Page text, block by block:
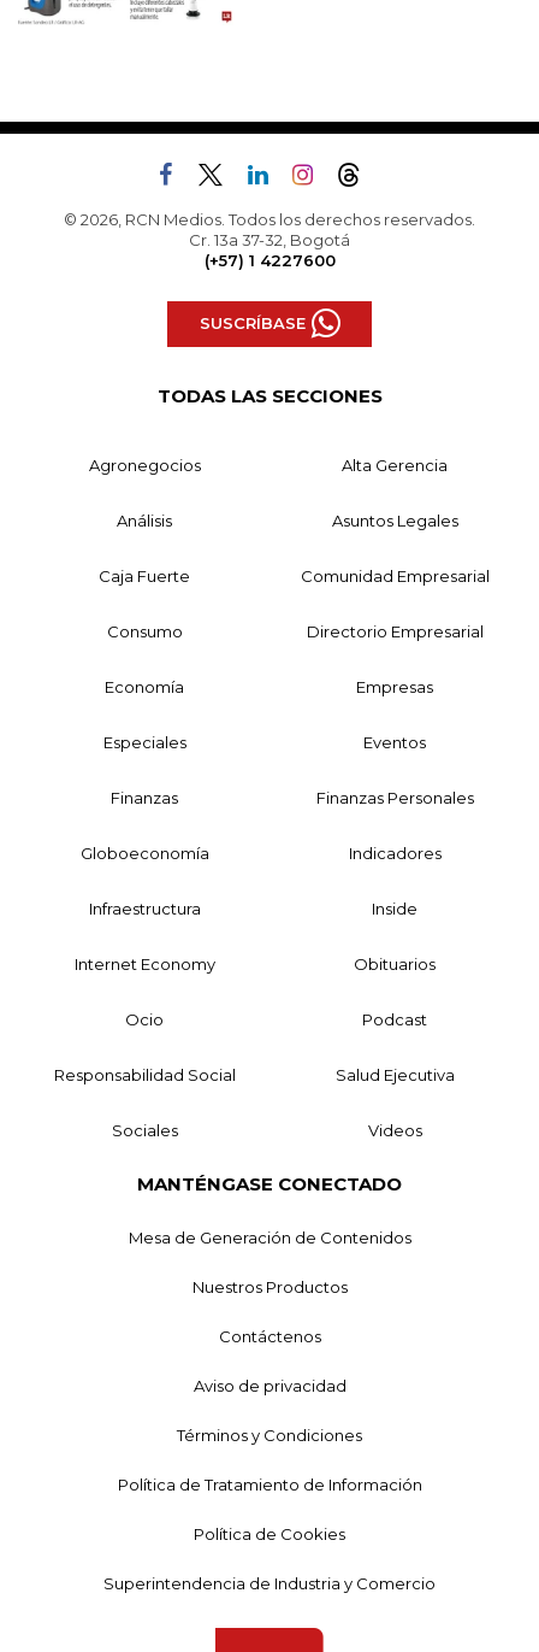
© 2026, RCN Medios. Todos los derechos reservados.
Cr. 13a 37-32, Bogotá
(+57) 1 4227600
SUSCRÍBASE
TODAS LAS SECCIONES
Agronegocios Alta Gerencia
Análisis Asuntos Legales
Caja Fuerte Comunidad Empresarial
Consumo Directorio Empresarial
Economía Empresas
Especiales Eventos
Finanzas Finanzas Personales
Globoeconomía Indicadores
Infraestructura Inside
Internet Economy Obituarios
Ocio Podcast
Responsabilidad Social Salud Ejecutiva
Sociales Videos
MANTÉNGASE CONECTADO
Mesa de Generación de Contenidos
Nuestros Productos
Contáctenos
Aviso de privacidad
Términos y Condiciones
Política de Tratamiento de Información
Política de Cookies
Superintendencia de Industria y Comercio